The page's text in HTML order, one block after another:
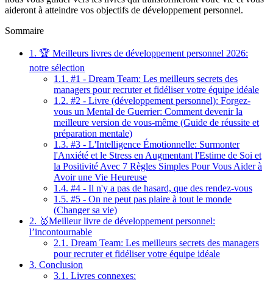
aideront à atteindre vos objectifs de développement personnel.
Sommaire
1. 🏆 Meilleurs livres de développement personnel 2026:
notre sélection
1.1. #1 - Dream Team: Les meilleurs secrets des
managers pour recruter et fidéliser votre équipe idéale
1.2. #2 - Livre (développement personnel): Forgez-
vous un Mental de Guerrier: Comment devenir la
meilleure version de vous-même (Guide de réussite et
préparation mentale)
1.3. #3 - L'Intelligence Émotionnelle: Surmonter
l'Anxiété et le Stress en Augmentant l'Estime de Soi et
la Positivité Avec 7 Règles Simples Pour Vous Aider à
Avoir une Vie Heureuse
1.4. #4 - Il n'y a pas de hasard, que des rendez-vous
1.5. #5 - On ne peut pas plaire à tout le monde
(Changer sa vie)
2. 🥇Meilleur livre de développement personnel:
l’incontournable
2.1. Dream Team: Les meilleurs secrets des managers
pour recruter et fidéliser votre équipe idéale
3. Conclusion
3.1. Livres connexes: